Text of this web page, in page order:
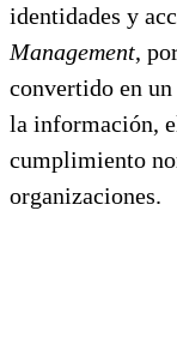
identidades y
Management,
convertido en
la información,
cumplimiento
organizaciones.